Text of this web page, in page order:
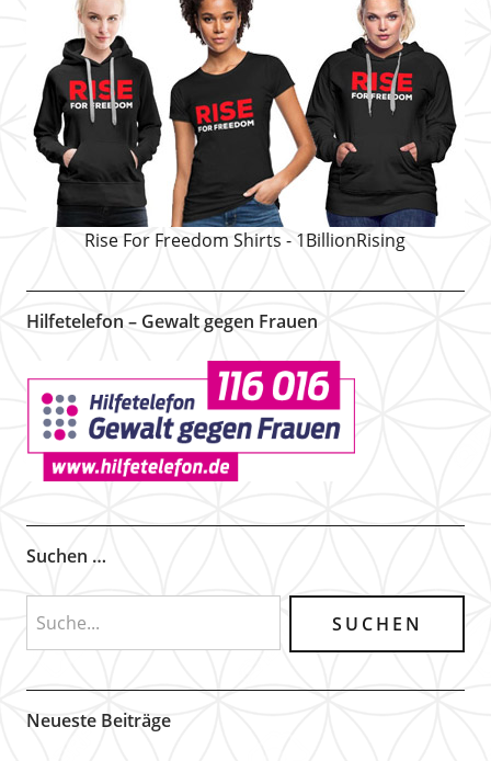
Rise For Freedom Shirts - 1BillionRising
Hilfetelefon – Gewalt gegen Frauen
Suchen …
Neueste Beiträge